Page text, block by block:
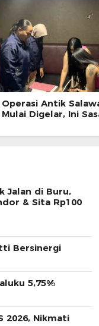
Operasi Antik
Mulai Digelar, Ini
Jalan di Buru,
& Sita Rp100
Bersinergi
5,75%
2026, Nikmati